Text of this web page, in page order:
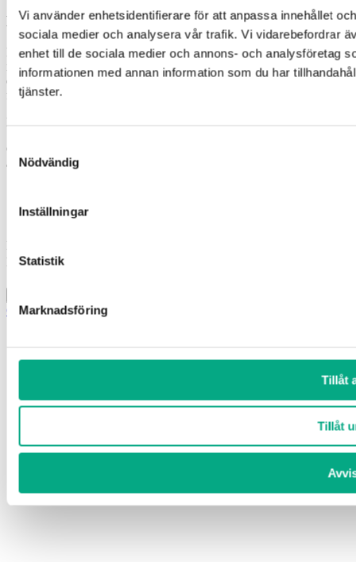
Vi använder enhetsidentifierare för att anpassa innehållet
sociala medier och analysera vår trafik. Vi vidarebefordrar
enhet till de sociala medier och annons- och analysföretag
informationen med annan information som du har
tjänster.
Samtyckesval
Nödvändig
Inställningar
Statistik
Marknadsföring
Tillåt
Tillåt
Logga in
För att komma åt denna information behöver ditt företag vara
medlem i Fastigo
.Om du redan är inloggad och ändå inte kommer åt
ett visst material är det för att du saknar behörighet till den sidan eller
filen.
Du loggar in med din e-postadress och lösenord.
Om du inte loggat in tidigare behöver du skapa ett lösenord genom
att följa ”Glömt ditt lösenord”-länken nedan.
Din e-postadress
Lösenord
Glömt ditt lösenord?